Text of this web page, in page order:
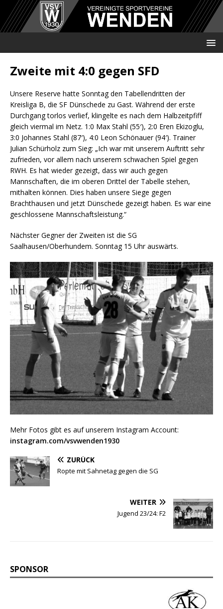
Zweite mit 4:0 gegen SFD
Unsere Reserve hatte Sonntag den Tabellendritten der
Kreisliga B, die SF Dünschede zu Gast. Während der erste
Durchgang torlos verlief, klingelte es nach dem Halbzeitpfiff
gleich viermal im Netz. 1:0 Max Stahl (55′), 2:0 Eren Ekizoglu,
3:0 Johannes Stahl (87′), 4:0 Leon Schönauer (94′). Trainer
Julian Schürholz zum Sieg: „Ich war mit unserem Auftritt sehr
zufrieden, vor allem nach unserem schwachen Spiel gegen
RWH. Es hat wieder gezeigt, dass wir auch gegen
Mannschaften, die im oberen Drittel der Tabelle stehen,
mithalten können. Dies haben unsere Siege gegen
Brachthausen und jetzt Dünschede gezeigt haben. Es war eine
geschlossene Mannschaftsleistung.“
Nächster Gegner der Zweiten ist die SG
Saalhausen/Oberhundem. Sonntag 15 Uhr auswärts.
Mehr Fotos gibt es auf unserem Instagram Account:
instagram.com/vsvwenden1930
ZURÜCK
Ropte mit Sahnetag gegen die SG
WEITER
Jugend 23/24: F2
SPONSOR